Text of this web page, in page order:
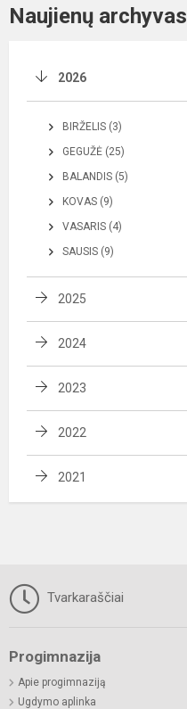
Naujienų archyvas
2026
BIRŽELIS (3)
GEGUŽĖ (25)
BALANDIS (5)
KOVAS (9)
VASARIS (4)
SAUSIS (9)
2025
2024
2023
2022
2021
Tvarkaraščiai
Progimnazija
Apie progimnaziją
Ugdymo aplinka